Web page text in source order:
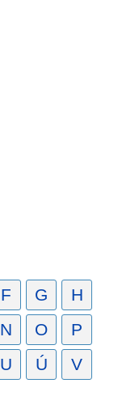
F G
H
N O
P
U Ú
V